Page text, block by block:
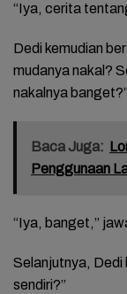
“Iya, cerita
Dedi kemudian
mudanya nakal?
nakalnya banget?”
Baca Juga:
Penggunaan
“Iya, banget,”
Selanjutnya, Dedi
sendiri?”